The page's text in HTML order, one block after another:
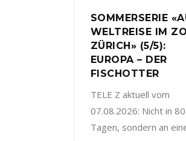
SOMMERSERIE
WELTREISE IM
ZÜRICH» (5/5):
EUROPA – DER
FISCHOTTER
TELE Z aktuell vom
07.08.2026: Nicht in 80
Tagen, sondern an